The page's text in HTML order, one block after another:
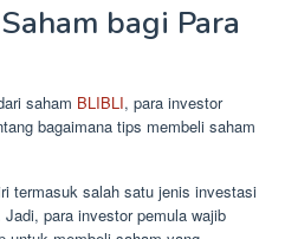
bagi Para
saham BLIBLI, para investor
bagaimana tips membeli saham
termasuk salah satu jenis investasi
para investor pemula wajib